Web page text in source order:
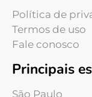
Política de
Termos de uso
Fale conosco
Principais
São Paulo